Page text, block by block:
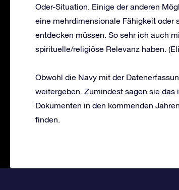
Oder-Situation. Einige der anderen
eine mehrdimensionale Fähigkeit oder
entdecken müssen. So sehr ich auch
spirituelle/religiöse Relevanz haben.
Obwohl die Navy mit der
weitergeben. Zumindest sagen sie
Dokumenten in den kommenden
finden.